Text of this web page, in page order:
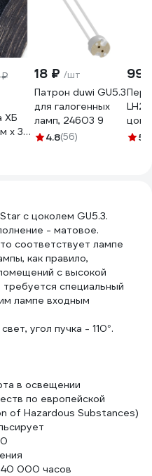
ХБ
х 30
18 ₽ /шт
Патрон duwi GU5.3
для галогенных
ламп, 24603 9
4.8(56)
99
5
с цоколем GU5.3.
- матовое.
соответствует лампе
как правило,
с высокой
специальный
лампе входным
угол пучка - 110°.
в освещении
по европейской
of Hazardous Substances)
40 000 часов